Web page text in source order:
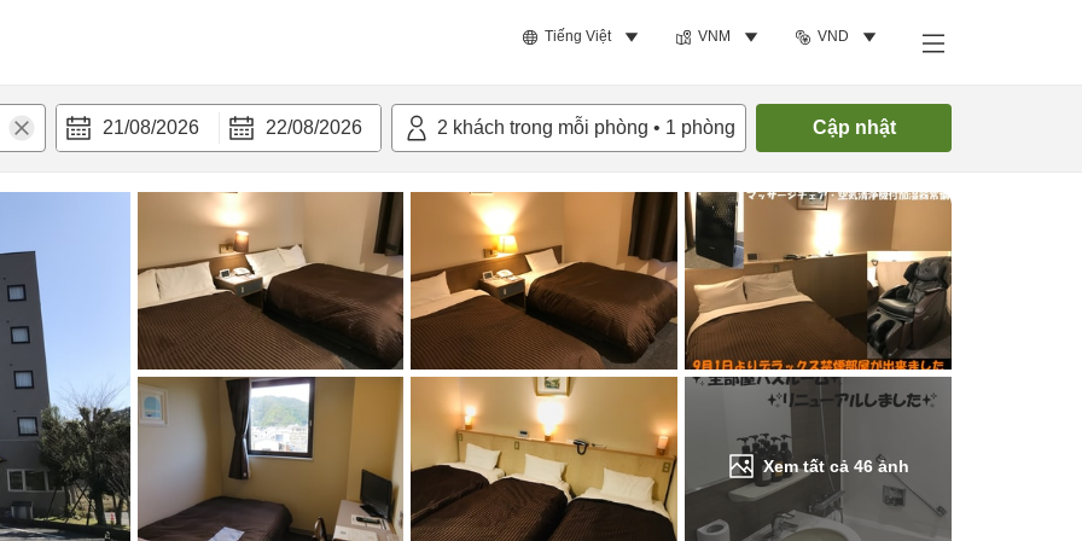
Tiếng Việt VNM VND
21/08/2026 22/08/2026 2 khách trong mỗi phòng • 1 phòng Cập nhật
Xem tất cả46ảnh
nghi Tìm phòng trống